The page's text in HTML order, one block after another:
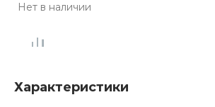
Нет в наличии
Характеристики